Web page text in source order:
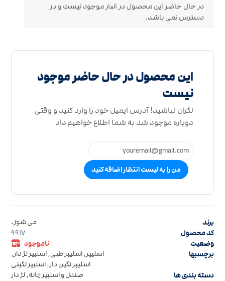
در حال حاضر این محصول در انبار موجود نیست و در
دسترس نمی باشد.
این محصول در حال حاضر موجود
نیست
نگران نباشید! آدرس ایمیل خود را وارد کنید و وقتی
دوباره موجود شد به شما اطلاع خواهیم داد
من را به لیست انتظار اضافه کنید
برند می شوز.
کد محصول 9917
وضعیت
ناموجود
برچسبها
اسلیپر,اسلیپر طبی,اسلیپر لژ دار,
اسلیپر نگین دار,اسلیپر نگینی
دسته بندی ها صندل و اسلیپر زنانه, لژ دار